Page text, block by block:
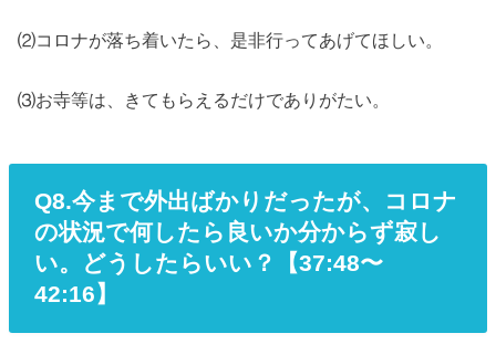
⑵コロナが落ち着いたら、是非行ってあげてほしい。
⑶お寺等は、きてもらえるだけでありがたい。
Q8.今まで外出ばかりだったが、コロナ
の状況で何したら良いか分からず寂し
い。どうしたらいい？【37:48〜
42:16】